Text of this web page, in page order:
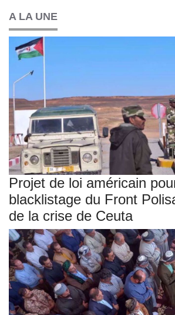
A LA UNE
Projet de loi américain
blacklistage du Front
de la crise de Ceuta